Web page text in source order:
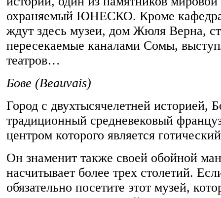
охраняемый ЮНЕСКО. Кроме
ждут здесь музеи, дом Жюля Верна,
пересекаемые каналами Сомы,
театров…
Бове (Beauvais)
Город с двухтысячелетней историей,
традиционный средневековый
центром которого является
Он знаменит также своей обойной
насчитывает более трех столетий.
обязательно посетите этот музей,